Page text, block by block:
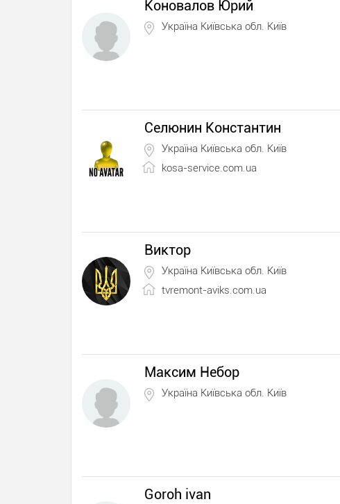
Коновалов Юрий
Україна Київська обл. Київ
Селюнин Константин
Україна Київська обл. Київ
kosa-service.com.ua
Виктор
Україна Київська обл. Київ
tvremont-aviks.com.ua
Максим Небор
Україна Київська обл. Київ
Goroh ivan